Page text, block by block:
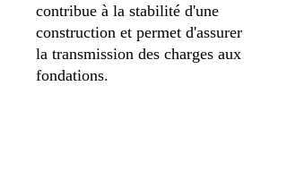
contribue à la stabilité d'une
construction et permet d'assurer
la transmission des charges aux
fondations.